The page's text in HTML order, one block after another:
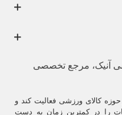
آنیک، مرجع تخصصی
کالای ورزشی فعالیت کند و
را در کمترین زمان به دست